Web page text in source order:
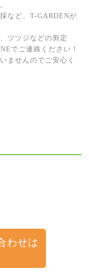
など、T-GARDENが
ツツジなどの剪定
でご連絡ください！
ませんのでご安心く
わせは